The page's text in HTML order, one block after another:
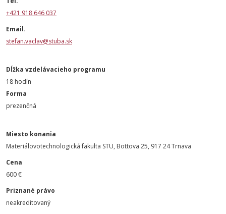
+421 918 646 037
Email.
stefan.vaclav@stuba.sk
Dĺžka vzdelávacieho programu
18 hodín
Forma
prezenčná
Miesto konania
Materiálovotechnologická fakulta STU, Bottova 25, 917 24 Trnava
Cena
600 €
Priznané právo
neakreditovaný